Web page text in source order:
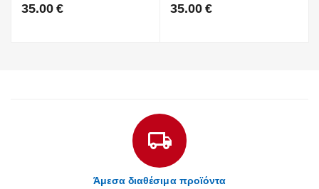
35.00 € 35.00 €
Άμεσα διαθέσιμα προϊόντα